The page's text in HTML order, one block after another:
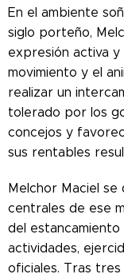
En el ambiente
siglo porteño,
expresión activa y
movimiento y el
realizar un
tolerado por los
concejos y
sus rentables
Melchor Maciel se
centrales de ese
del estancamiento
actividades,
oficiales. Tras tres